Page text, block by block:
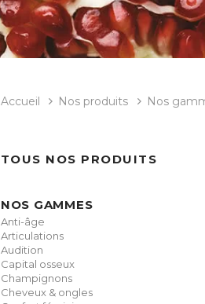
Accueil Nos produits Nos
TOUS NOS PRODUITS
NOS GAMMES
Anti-âge
Articulations
Audition
Capital osseux
Champignons
Cheveux & ongles